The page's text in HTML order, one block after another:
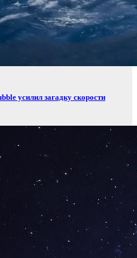
усилил загадку скорости